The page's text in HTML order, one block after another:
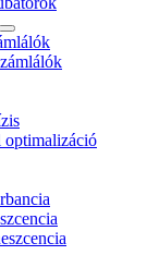
optimalizáció